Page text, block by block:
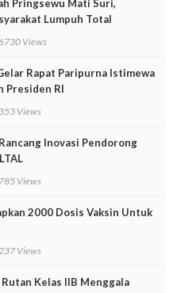
Pringsewu Mati Suri,
Lumpuh Total
Views
Rapat Paripurna Istimewa
Presiden RI
Views
Inovasi Pendorong
Views
2000 Dosis Vaksin Untuk
Views
Rutan Kelas IIB Menggala